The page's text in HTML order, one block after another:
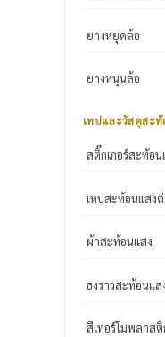
ยางหยุดล้อ
ยางหนุนล้อ
เทปและวัสดุสะ
สติ๊กเกอร์สะท้อน
เทปสะท้อนแสง
ผ้าสะท้อนแสง
ธงราวสะท้อนแส
สีเทอร์โมพลาสติ